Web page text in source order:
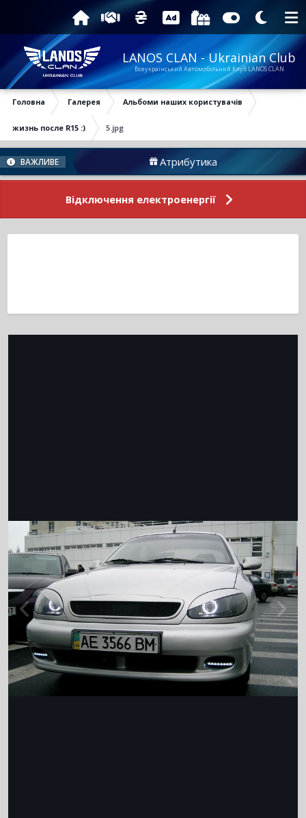
LANOS CLAN - Ukrainian Club
Всеукраїнський Автомобільний Клуб LANOS CLAN
Головна Галерея Альбоми наших користувачів
жизнь после R15 :) 5.jpg
ВАЖЛИВЕ Атрибутика
Відключення електроенергії